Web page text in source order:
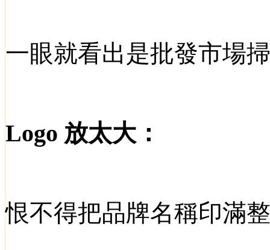
一眼就看出是批發市場
Logo 放太大：
恨不得把品牌名稱印滿